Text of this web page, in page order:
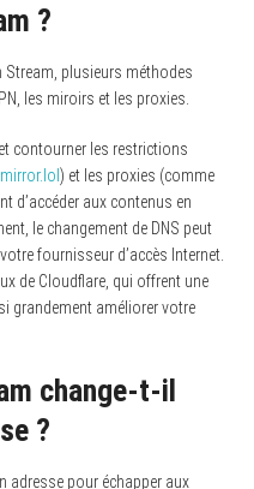
?
Stream, plusieurs méthodes
les miroirs et les proxies.
contourner les restrictions
) et les proxies (comme
d’accéder aux contenus en
le changement de DNS peut
fournisseur d’accès Internet.
de Cloudflare, qui offrent une
grandement améliorer votre
change-t-il
?
adresse pour échapper aux